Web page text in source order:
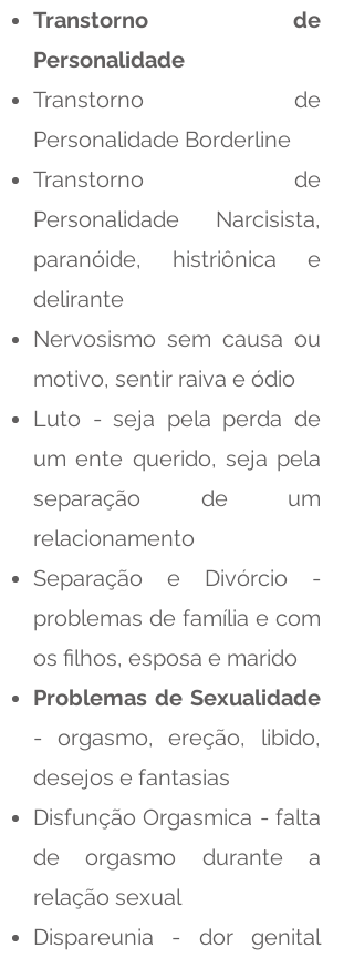
Transtorno de
Personalidade
Transtorno de
Personalidade Borderline
Transtorno de
Personalidade Narcisista,
paranóide, histriônica e
delirante
Nervosismo sem causa ou
motivo, sentir raiva e ódio
Luto - seja pela perda de
um ente querido, seja pela
separação de um
relacionamento
Separação e Divórcio -
problemas de família e com
os filhos, esposa e marido
Problemas de Sexualidade
- orgasmo, ereção, libido,
desejos e fantasias
Disfunção Orgasmica - falta
de orgasmo durante a
relação sexual
Dispareunia - dor genital